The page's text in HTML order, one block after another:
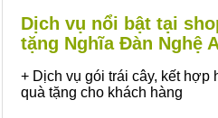
Dịch vụ nổi bật tại
tặng Nghĩa Đàn Nghệ
+ Dịch vụ gói trái cây, kết hợp
quà tặng cho khách hàng